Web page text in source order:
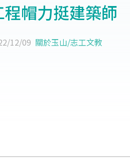
程帽力挺建築師
12/09 關於玉山/志工文教